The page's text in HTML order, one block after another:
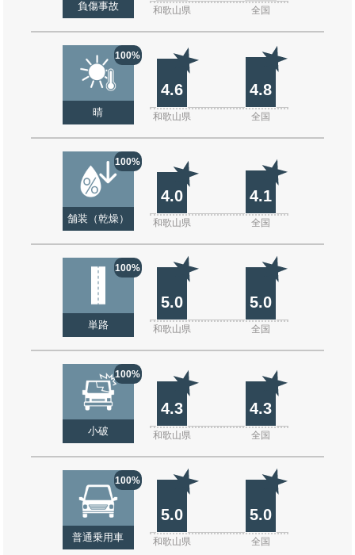
負傷事故 和歌山県 全国
100%
晴
4.6 4.8
和歌山県 全国
100%
舗装（乾燥）
4.0 4.1
和歌山県 全国
100%
単路
5.0 5.0
和歌山県 全国
100%
小破
4.3 4.3
和歌山県 全国
100%
普通乗用車
5.0 5.0
和歌山県 全国